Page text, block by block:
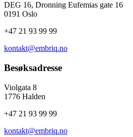
DEG 16, Dronning Eufemias gate 16
0191 Oslo
+47 21 93 99 99
kontakt@embriq.no
Besøksadresse
Violgata 8
1776 Halden
+47 21 93 99 99
kontakt@embriq.no